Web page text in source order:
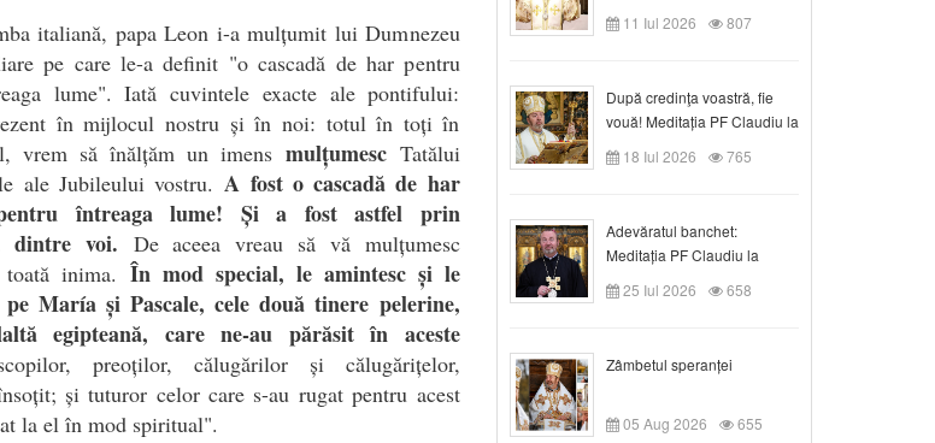
italiană, papa Leon i-a mulțumit lui Dumnezeu
pe care le-a definit "o cascadă de har pentru
lume". Iată cuvintele exacte ale pontifului:
în mijlocul nostru și în noi: totul în toți în
vrem să înălțăm un imens mulțumesc Tatălui
ale Jubileului vostru. A fost o cascadă de har
întreaga lume! Și a fost astfel prin
dintre voi. De aceea vreau să vă mulțumesc
inima. În mod special, le amintesc și le
María și Pascale, cele două tinere pelerine,
egipteană, care ne-au părăsit în aceste
preoților, călugărilor și călugărițelor,
și tuturor celor care s-au rugat pentru acest
la el în mod spiritual".
Claudiu la Duminica a VI-a
după Rusalii
11 Iul 2026 807
După credinţa voastră, fie
vouă! Meditația PF Claudiu la
duminica a VII-a după Rusalii
18 Iul 2026 765
Adevăratul banchet:
Meditația PF Claudiu la
Duminica a VIII-a după
Rusalii
25 Iul 2026 658
Zâmbetul speranței
05 Aug 2026 655